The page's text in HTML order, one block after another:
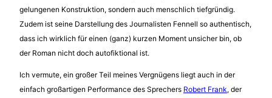
gelungenen Konstruktion, sondern auch menschlich tiefgründig.
Zudem ist seine Darstellung des Journalisten Fennell so authentisch,
dass ich wirklich für einen (ganz) kurzen Moment unsicher bin, ob
der Roman nicht doch autofiktional ist.
Ich vermute, ein großer Teil meines Vergnügens liegt auch in der
einfach großartigen Performance des Sprechers Robert Frank, der